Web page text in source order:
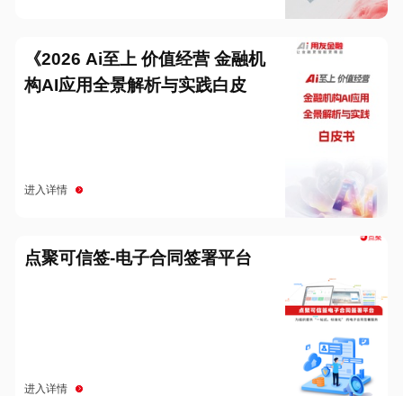
《2026 Ai至上 价值经营 金融机
构AI应用全景解析与实践白皮
进入详情
点聚可信签-电子合同签署平台
进入详情